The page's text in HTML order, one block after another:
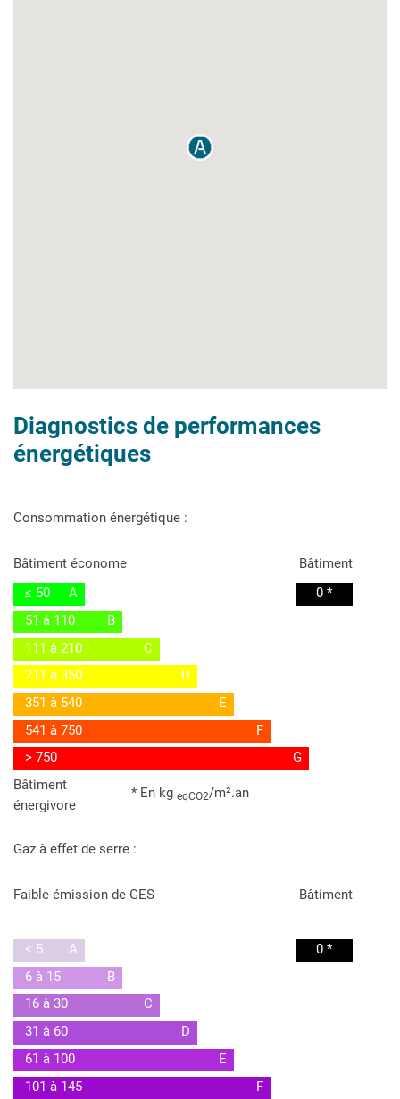
Diagnostics de performances
énergétiques
Consommation énergétique :
Bâtiment économe
Bâtiment
≤ 50
A
0 *
51 à 110
B
111 à 210
C
211 à 350
D
351 à 540
E
541 à 750
F
> 750
G
Bâtiment
énergivore
* En kgeqCO2/m².an
Gaz à effet de serre :
Faible émission de GES Bâtiment
≤ 5 A
0 *
6 à 15
B
16 à 30
C
31 à 60
D
61 à 100
E
101 à 145
F